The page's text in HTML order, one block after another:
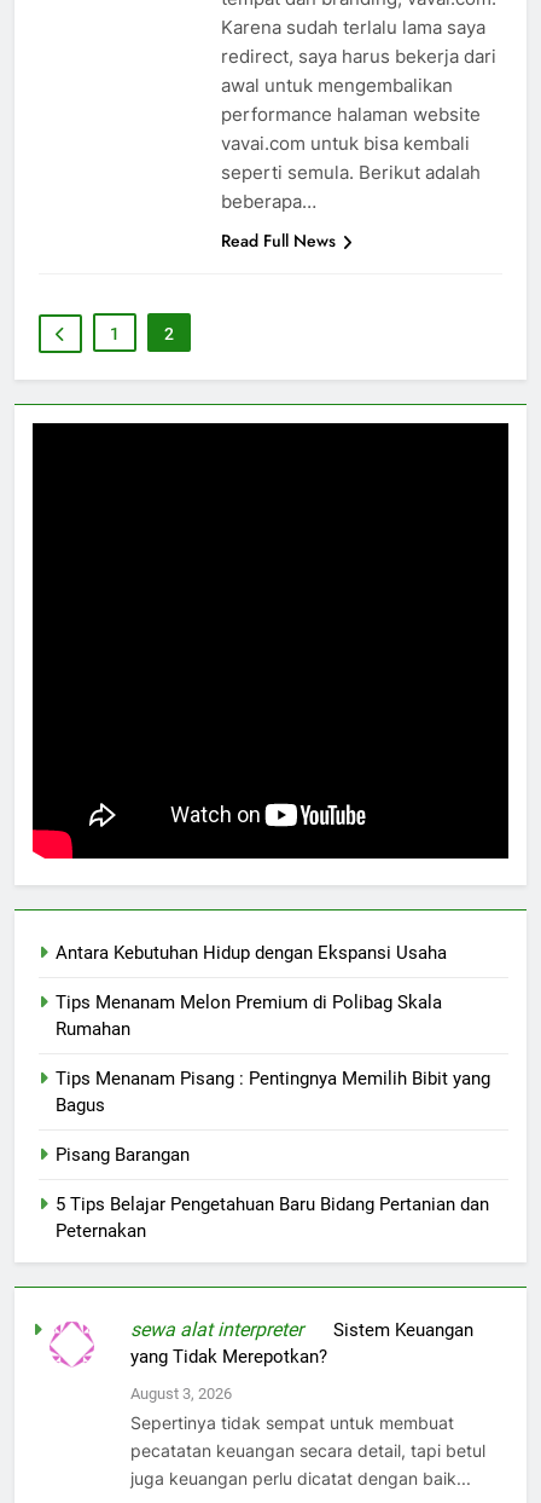
Karena sudah terlalu lama saya
redirect, saya harus bekerja dari
awal untuk mengembalikan
performance halaman website
vavai.com untuk bisa kembali
seperti semula. Berikut adalah
beberapa…
Read Full News
1 2
Antara Kebutuhan Hidup dengan Ekspansi Usaha
Tips Menanam Melon Premium di Polibag Skala
Rumahan
Tips Menanam Pisang : Pentingnya Memilih Bibit yang
Bagus
Pisang Barangan
5 Tips Belajar Pengetahuan Baru Bidang Pertanian dan
Peternakan
sewa alat interpreteronSistem Keuangan
yang Tidak Merepotkan?
August 3, 2026
Sepertinya tidak sempat untuk membuat
pecatatan keuangan secara detail, tapi betul
juga keuangan perlu dicatat dengan baik...